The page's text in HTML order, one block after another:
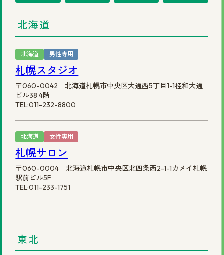
女性専用0120-69-0480
資料請求はこちら
サイトマッププライバシーポリシー 会社概要 円形脱毛症.com
©2025 株式会社スヴェンソン.
北海道
北海道 男性専用
札幌スタジオ
〒060-0042 北海道札幌市中央区大通西5丁目1-1桂和大通
ビル38 4階
TEL:011-232-8800
北海道 女性専用
札幌サロン
〒060-0004 北海道札幌市中央区北四条西2-1-1カメイ札幌
駅前ビル5F
TEL:011-233-1751
東北